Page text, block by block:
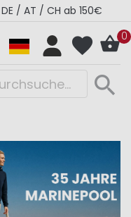
/ AT / CH ab 150€
0